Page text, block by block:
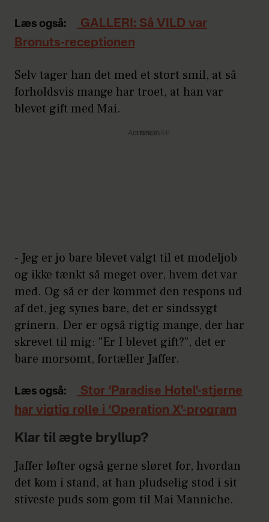
Læs også:
GALLERI: Så VILD var
Bronuts-receptionen
Selv tager han det med et stort smil, at så
forholdsvis mange har troet, at han var
blevet gift med Mai.
Annonce
- Jeg er jo bare blevet valgt til et modeljob
og ikke tænkt så meget over, hvem det var
med. Og så er der kommet den respons ud
af det, jeg synes bare, det er sindssygt
grinern. Der er også rigtig mange, der har
skrevet til mig: "Er I blevet gift?", det er
bare morsomt, fortæller Jaffer.
Læs også:
Stor ‘Paradise Hotel’-stjerne
har vigtig rolle i ‘Operation X’-program
Klar til ægte bryllup?
Jaffer løfter også gerne sløret for, hvordan
det kom i stand, at han pludselig stod i sit
stiveste puds som gom til Mai Manniche.